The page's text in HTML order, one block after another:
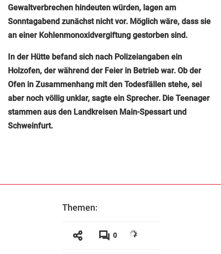
Gewaltverbrechen hindeuten würden, lagen am
Sonntagabend zunächst nicht vor. Möglich wäre, dass sie
an einer Kohlenmonoxidvergiftung gestorben sind.
In der Hütte befand sich nach Polizeiangaben ein
Holzofen, der während der Feier in Betrieb war. Ob der
Ofen in Zusammenhang mit den Todesfällen stehe, sei
aber noch völlig unklar, sagte ein Sprecher. Die Teenager
stammen aus den Landkreisen Main-Spessart und
Schweinfurt.
Themen:
0